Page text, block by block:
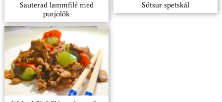
Sauterad lammfilé med
purjolök
Sötsur spetskål